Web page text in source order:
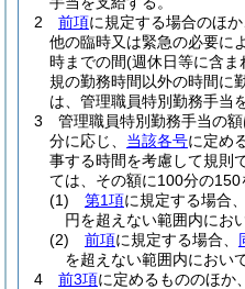
2
前項に規定する場合のほ
他の臨時又は緊急の必要に
時までの間(週休日等に含ま
規の勤務時間以外の時間に
は、管理職員特別勤務手当
3
管理職員特別勤務手当の額
分に応じ、 当該各号に定め
事する時間を考慮して規則
ては、その額に100分の150
(1)
第1項に規定する場合、
円を超えない範囲内にお
(2)
前項に規定する場合、
を超えない範囲内におい
4
前3項に定めるもののほか